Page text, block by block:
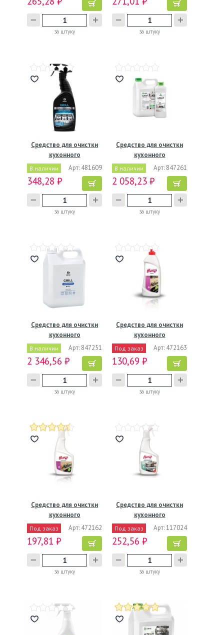
за штуку за штуку
Средство для очистки
кухонного
оборудования…
В наличии Арт: 481609
348,28 ₽
за штуку
Средство для очистки
кухонного
оборудования…
В наличии Арт: 847261
2 058,23 ₽
за штуку
Средство для очистки
кухонного
оборудования…
В наличии Арт: 847251
2 346,56 ₽
за штуку
Средство для очистки
кухонного
оборудования…
Под заказ Арт: 472163
130,69 ₽
за штуку
Средство для очистки
кухонного
оборудования…
Под заказ Арт: 472162
197,81 ₽
за штуку
Средство для очистки
кухонного
оборудования…
Под заказ Арт: 117024
252,56 ₽
за штуку